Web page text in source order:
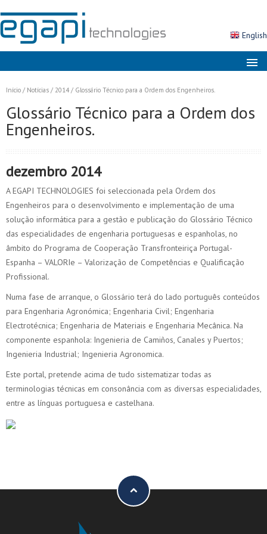
English
Soluções
Produtos
Serviços
Notícias
Contactos
Área Cliente
Pesquisa
Início / Notícias / 2014/ Glossário Técnico para a Ordem dos Engenheiros.
Glossário Técnico para a Ordem dos
Engenheiros.
dezembro 2014
A EGAPI TECHNOLOGIES foi seleccionada pela Ordem dos
Engenheiros para o desenvolvimento e implementação de uma
solução informática para a gestão e publicação do Glossário Técnico
das especialidades de engenharia portuguesas e espanholas, no
âmbito do Programa de Cooperação Transfronteiriça Portugal-
Espanha – VALORIe – Valorização de Competências e Qualificação
Profissional.
Numa fase de arranque, o Glossário terá do lado português conteúdos
para Engenharia Agronómica; Engenharia Civil; Engenharia
Electrotécnica; Engenharia de Materiais e Engenharia Mecânica. Na
componente espanhola: Ingenieria de Camiños, Canales y Puertos;
Ingenieria Industrial; Ingenieria Agronomica.
Este portal, pretende acima de tudo sistematizar todas as
terminologias técnicas em consonância com as diversas especialidades,
entre as línguas portuguesa e castelhana.